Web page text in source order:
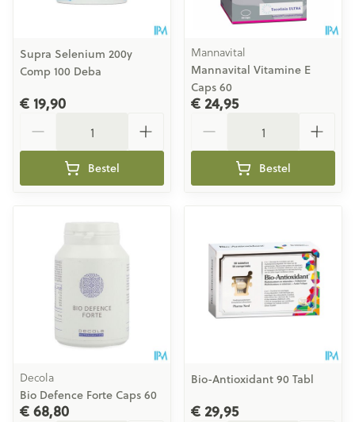
Supra Selenium 200y
Comp 100 Deba
€ 19,90
Bestel
Mannavital
Mannavital Vitamine E
Caps 60
€ 24,95
Bestel
Decola
Bio Defence Forte Caps 60
€ 68,80
Bio-Antioxidant 90 Tabl
€ 29,95